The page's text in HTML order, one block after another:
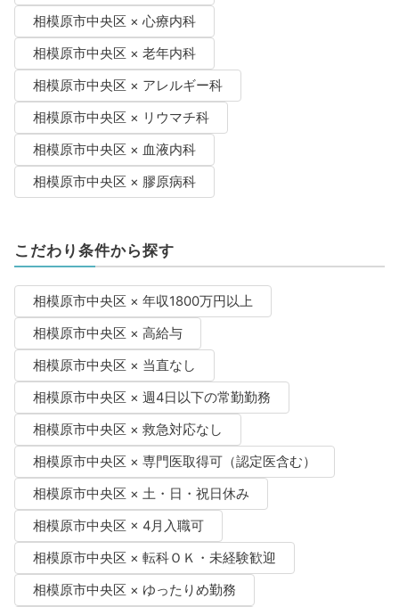
相模原市中央区 × 心療内科
相模原市中央区 × 老年内科
相模原市中央区 × アレルギー科
相模原市中央区 × リウマチ科
相模原市中央区 × 血液内科
相模原市中央区 × 膠原病科
こだわり条件から探す
相模原市中央区 × 年収1800万円以上
相模原市中央区 × 高給与
相模原市中央区 × 当直なし
相模原市中央区 × 週4日以下の常勤勤務
相模原市中央区 × 救急対応なし
相模原市中央区 × 専門医取得可（認定医含む）
相模原市中央区 × 土・日・祝日休み
相模原市中央区 × 4月入職可
相模原市中央区 × 転科ＯＫ・未経験歓迎
相模原市中央区 × ゆったりめ勤務